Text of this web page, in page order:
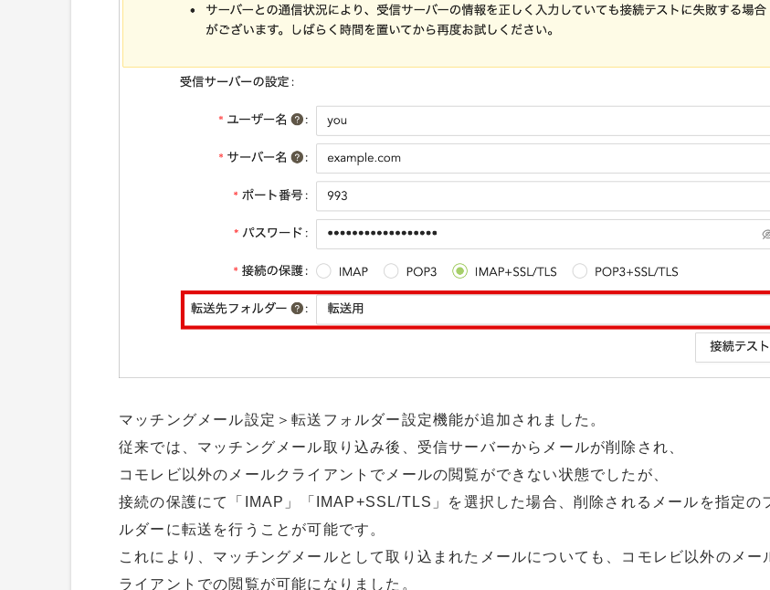
マッチングメール設定＞転送フォルダー設定機能が追加されました。
従来では、マッチングメール取り込み後、受信サーバーからメールが削除され、
コモレビ以外のメールクライアントでメールの閲覧ができない状態でしたが、
接続の保護にて「IMAP」「IMAP+SSL/TLS」を選択した場合、削除されるメールを指定の
ルダーに転送を行うことが可能です。
これにより、マッチングメールとして取り込まれたメールについても、コモレビ以外のメー
ライアントでの閲覧が可能になりました。